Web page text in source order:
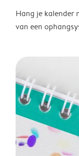
Hang je kalender
van een